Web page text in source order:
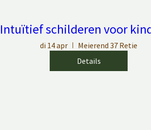
Intuïtief schilderen voor
di 14 apr
Meierend 37 Retie
Details